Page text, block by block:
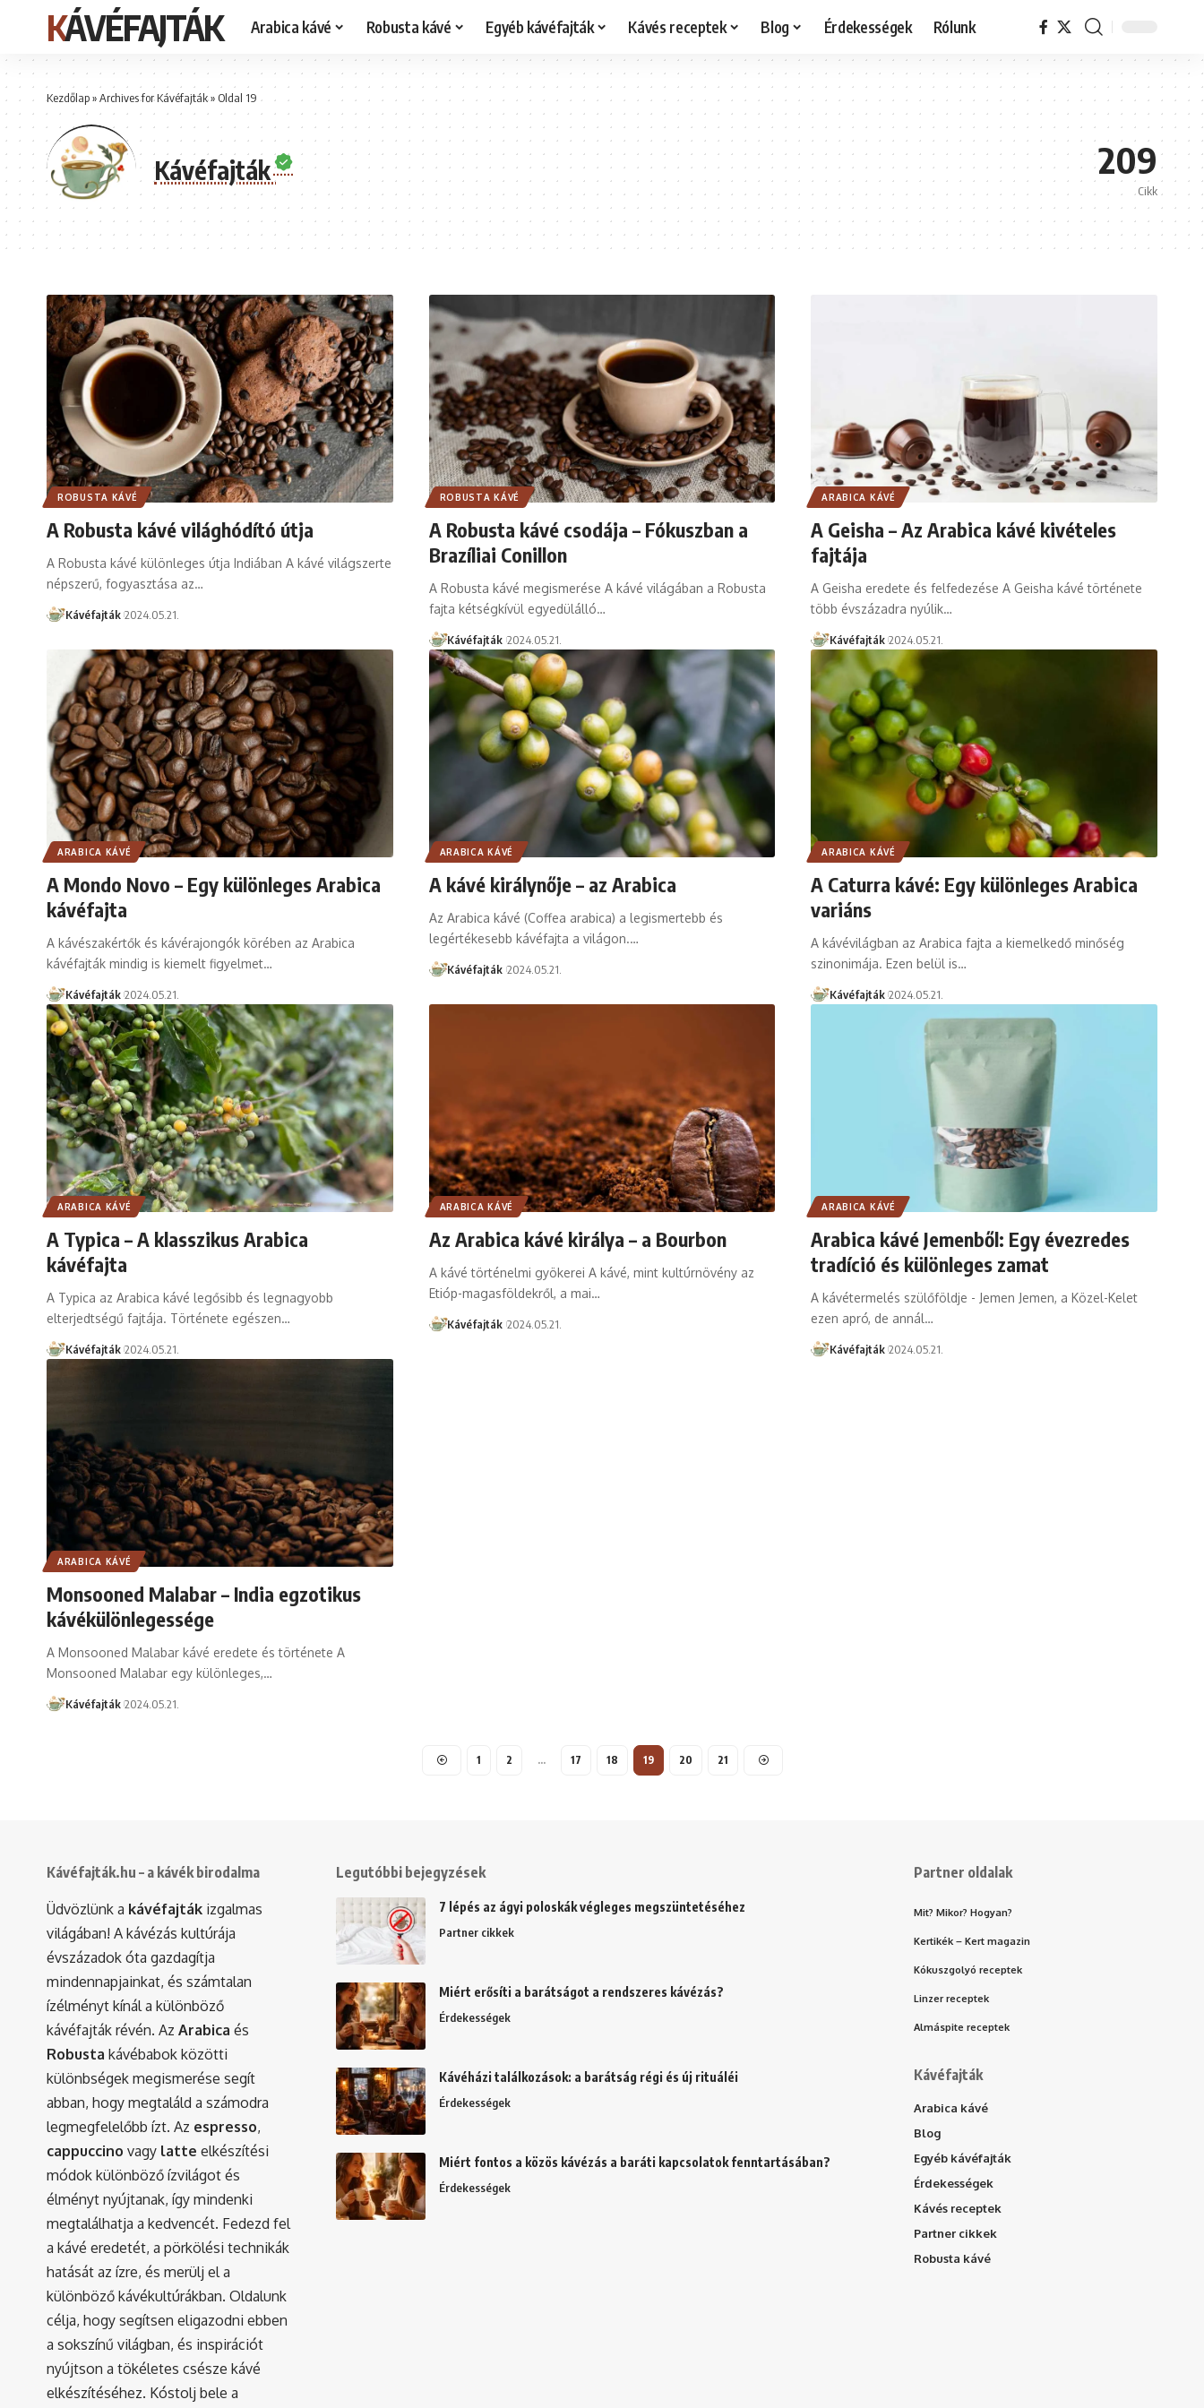
KÁVÉFAJTÁK Arabica kávé Robusta kávé Egyéb kávéfajták Kávés receptek Blog Érdekességek Rólunk
Kezdőlap»Archives for Kávéfajták» Oldal 19
Kávéfajták 209
Cikk
ROBUSTA KÁVÉ
A Robusta kávé világhódító útja
A Robusta kávé különleges útja Indiában A kávé világszerte
népszerű, fogyasztása az…
Kávéfajták 2024.05.21.
ROBUSTA KÁVÉ
A Robusta kávé csodája – Fókuszban a
Brazíliai Conillon
A Robusta kávé megismerése A kávé világában a Robusta
fajta kétségkívül egyedülálló…
Kávéfajták 2024.05.21.
ARABICA KÁVÉ
A Geisha – Az Arabica kávé kivételes
fajtája
A Geisha eredete és felfedezése A Geisha kávé története
több évszázadra nyúlik…
Kávéfajták 2024.05.21.
ARABICA KÁVÉ
A Mondo Novo – Egy különleges Arabica
kávéfajta
A kávészakértők és kávérajongók körében az Arabica
kávéfajták mindig is kiemelt figyelmet…
Kávéfajták 2024.05.21.
ARABICA KÁVÉ
A kávé királynője – az Arabica
Az Arabica kávé (Coffea arabica) a legismertebb és
legértékesebb kávéfajta a világon.…
Kávéfajták 2024.05.21.
ARABICA KÁVÉ
A Caturra kávé: Egy különleges Arabica
variáns
A kávévilágban az Arabica fajta a kiemelkedő minőség
szinonimája. Ezen belül is…
Kávéfajták 2024.05.21.
ARABICA KÁVÉ
A Typica – A klasszikus Arabica
kávéfajta
A Typica az Arabica kávé legősibb és legnagyobb
elterjedtségű fajtája. Története egészen…
Kávéfajták 2024.05.21.
ARABICA KÁVÉ
Az Arabica kávé királya – a Bourbon
A kávé történelmi gyökerei A kávé, mint kultúrnövény az
Etióp-magasföldekről, a mai…
Kávéfajták 2024.05.21.
ARABICA KÁVÉ
Arabica kávé Jemenből: Egy évezredes
tradíció és különleges zamat
A kávétermelés szülőföldje - Jemen Jemen, a Közel-Kelet
ezen apró, de annál…
Kávéfajták 2024.05.21.
ARABICA KÁVÉ
Monsooned Malabar – India egzotikus
kávékülönlegessége
A Monsooned Malabar kávé eredete és története A
Monsooned Malabar egy különleges,…
Kávéfajták 2024.05.21.
1 2 … 17 18 19 20 21
Kávéfajták.hu – a kávék birodalma
Üdvözlünk a kávéfajták izgalmas
világában! A kávézás kultúrája
évszázadok óta gazdagítja
mindennapjainkat, és számtalan
ízélményt kínál a különböző
kávéfajták révén. Az Arabica és
Robusta kávébabok közötti
különbségek megismerése segít
abban, hogy megtaláld a számodra
legmegfelelőbb ízt. Az espresso,
cappuccino vagy latte elkészítési
módok különböző ízvilágot és
élményt nyújtanak, így mindenki
megtalálhatja a kedvencét. Fedezd fel
a kávé eredetét, a pörkölési technikák
hatását az ízre, és merülj el a
különböző kávékultúrákban. Oldalunk
célja, hogy segítsen eligazodni ebben
a sokszínű világban, és inspirációt
nyújtson a tökéletes csésze kávé
elkészítéséhez. Kóstolj bele a
Legutóbbi bejegyzések
7 lépés az ágyi poloskák végleges megszüntetéséhez
Partner cikkek
Miért erősíti a barátságot a rendszeres kávézás?
Érdekességek
Kávéházi találkozások: a barátság régi és új rituáléi
Érdekességek
Miért fontos a közös kávézás a baráti kapcsolatok fenntartásában?
Érdekességek
Partner oldalak
Mit? Mikor? Hogyan?
Kertikék – Kert magazin
Kókuszgolyó receptek
Linzer receptek
Almáspite receptek
Kávéfajták
Arabica kávé
Blog
Egyéb kávéfajták
Érdekességek
Kávés receptek
Partner cikkek
Robusta kávé